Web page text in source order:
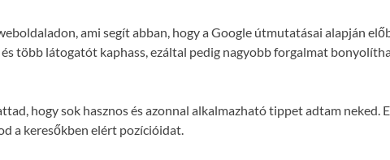
ami segít abban, hogy a Google útmutatásai alapján
több látogatót kaphass, ezáltal pedig nagyobb forgalmat
hogy sok hasznos és azonnal alkalmazható tippet adtam neked.
a keresőkben elért pozícióidat.